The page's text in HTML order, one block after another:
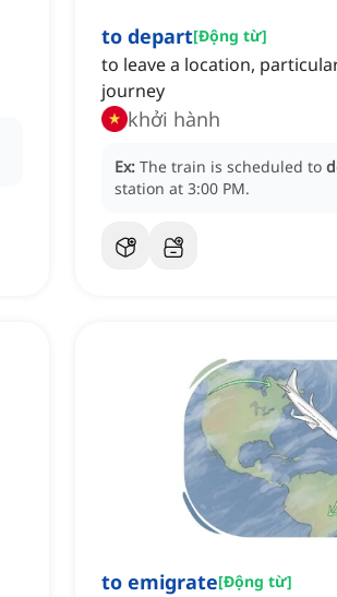
to depart[Động từ]
to leave a location,
journey
khởi hành
Ex: The train is scheduled to
station at 3:00 PM.
to emigrate[Động từ]